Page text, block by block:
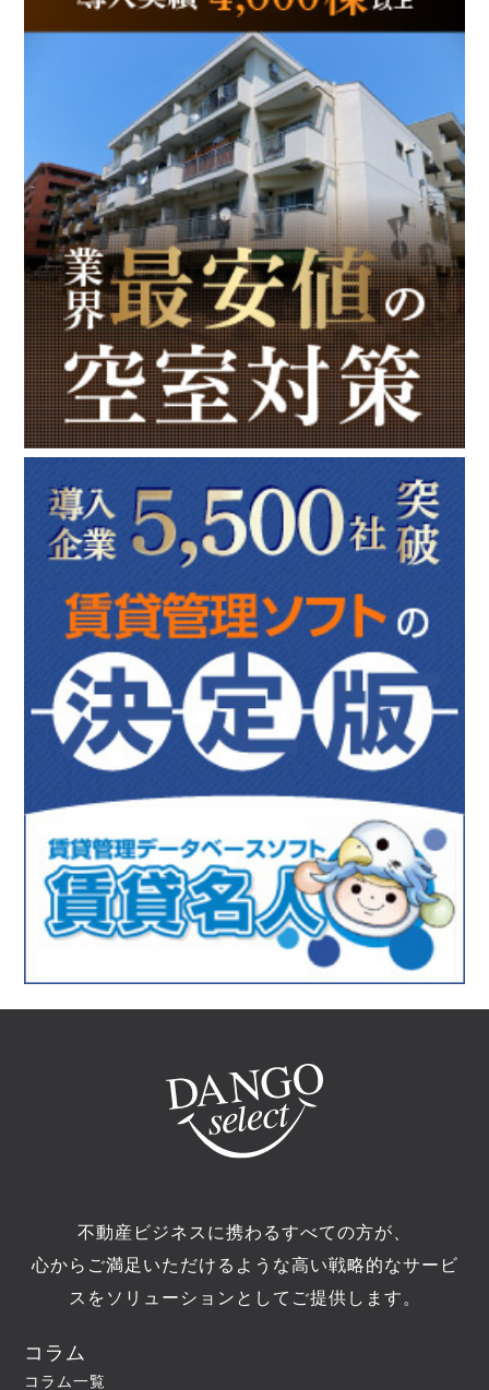
不動産ビジネスに携わるすべての方が、
心からご満足いただけるような高い戦略的なサービ
スをソリューションとしてご提供します。
コラム
コラム一覧